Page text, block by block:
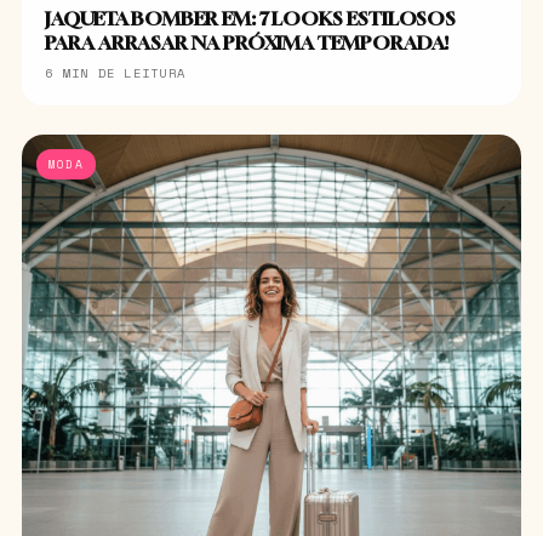
JAQUETA BOMBER EM: 7 LOOKS ESTILOSOS
PARA ARRASAR NA PRÓXIMA TEMPORADA!
6 MIN DE LEITURA
MODA